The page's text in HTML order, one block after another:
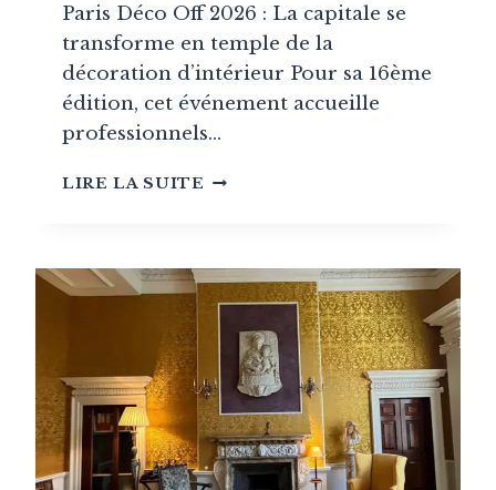
Paris Déco Off 2026 : La capitale se
transforme en temple de la
décoration d’intérieur Pour sa 16ème
édition, cet événement accueille
professionnels…
LIRE LA SUITE PARIS
A
DÉCOUVERTE
DES
NOUVEAUTÉS
TEXTILES